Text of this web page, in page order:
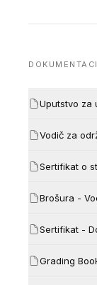
Uputstvo za
Vodič za
Sertifikat o
Brošura -
Sertifikat -
Grading